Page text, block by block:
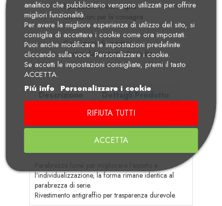
Spedizioni e consegna
Condizioni per la consegna
Condizioni di vendita
Termini del contratto di vendita
Dettagli Prodotto
Manuali di Uso e Manutenzione
l'individualizzazione, la forma rimane identica al
parabrezza di serie.
Rivestimento antigraffio per trasparenza durevole.
analitico che pubblicitario vengono utilizzati per offrire
migliori funzionalità.
Per avere la migliore esperienza di utilizzo del sito, si
consiglia di accettare i cookie come ora impostati.
Puoi anche modificare le impostazioni predefinite
cliccando sulla voce: Personalizzare i cookie.
Se accetti le impostazioni consigliate, premi il tasto
ACCETTA.
Piú info
Personalizzare i cookie
RIFIUTA TUTTI
ACCETTA